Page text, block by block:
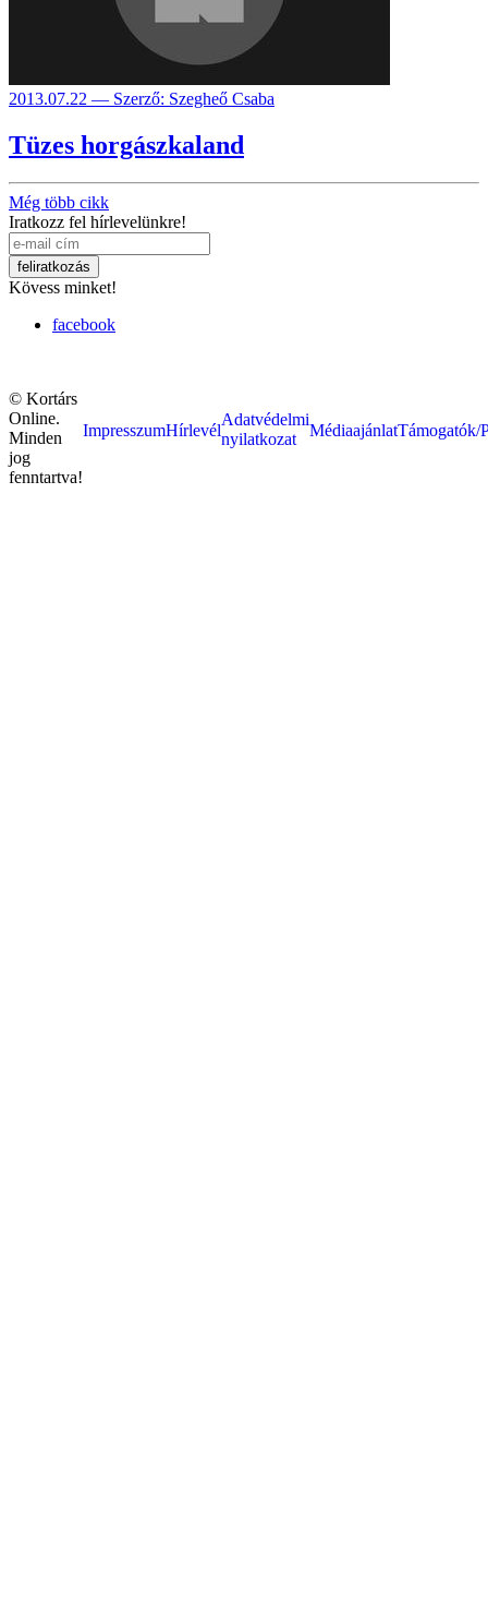
2013.07.22 — Szerző: Szegheő Csaba
Tüzes horgászkaland
Még több cikk
Iratkozz fel hírlevelünkre!
Kövess minket!
facebook
© Kortárs
Online.
Minden
jog
fenntartva!
ImpresszumHírlevél
Adatvédelmi
nyilatkozat
MédiaajánlatTámogatók/